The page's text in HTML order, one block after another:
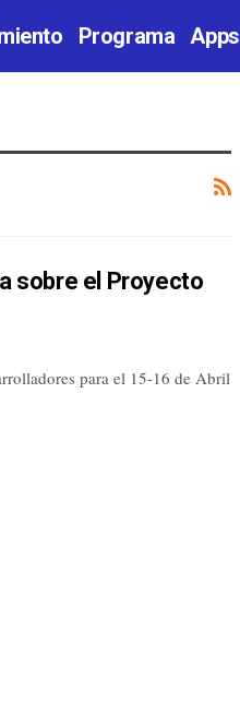
Programa Apps
sobre el Proyecto
para el 15-16 de Abril